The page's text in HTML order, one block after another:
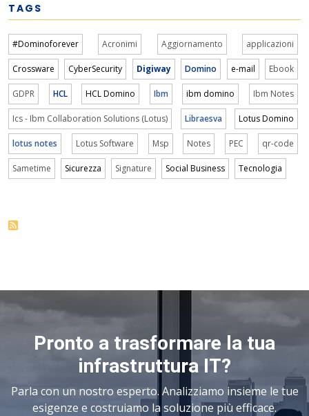
TAGS
#Dominoforever Acronimi Aggiornamento applicazioni
Crossware CyberSecurity Digiway Domino e-mail Ebook
GDPR HCL HCL Domino Ibm ibm domino Ibm Notes
Ics - Ibm Collaboration Solutions (Lotus) Libraesva Lotus Domino
lotus notes Lotus Software Msp Notes PEC qr-code
Sametime Sicurezza Signature Social Business Tecnologia
Pronto a trasformare la tua
infrastruttura IT?
Parla con un nostro esperto. Analizziamo insieme le tue
esigenze e costruiamo la soluzione più efficace.